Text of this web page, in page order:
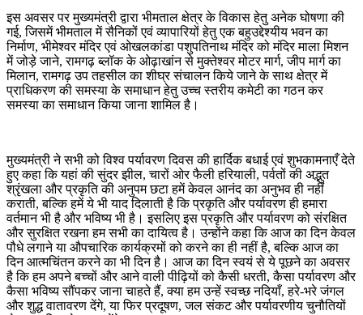
इस अवसर पर मुख्यमंत्री द्वारा भीमताल क्षेत्र के विकास हेतु अनेक घोषणा की
गई, जिसमें भीमताल में सैनिकों एवं व्यापारियों हेतु एक बहुउद्देश्यीय भवन का
निर्माण, भीमेश्वर मंदिर एवं ओखलकांडा पशुपतिनाथ मंदिर को मंदिर माला मिशन
में जोड़े जाने, रामगढ़ ब्लॉक के ओढ़ाखांन से मुक्तेश्वर मोटर मार्ग, जीप मार्ग का
मिलान, रामगढ़ उप तहसील का शीघ्र संचालन किये जाने के साथ क्षेत्र में
प्राधिकरण की समस्या के समाधान हेतु उच्च स्तरीय कमेटी का गठन कर
समस्या का समाधान किया जाना शामिल है।
मुख्यमंत्री ने सभी को विश्व पर्यावरण दिवस की हार्दिक बधाई एवं शुभकामनाएँ देते
हुए कहा कि यहां की सुंदर झील, चारों ओर फैली हरियाली, पर्वतों की अद्भुत
श्रृंखला और प्रकृति की अनुपम छटा हमें केवल आनंद का अनुभव ही नहीं
कराती, बल्कि हमें ये भी याद दिलाती है कि प्रकृति और पर्यावरण ही हमारा
वर्तमान भी है और भविष्य भी है। इसलिए इस प्रकृति और पर्यावरण को संरक्षित
और सुरक्षित रखना हम सभी का दायित्व है। उन्होंने कहा कि आज का दिन केवल
पौधे लगाने या औपचारिक कार्यक्रमों को करने का ही नहीं है, बल्कि आज का
दिन आत्मचिंतन करने का भी दिन है। आज का दिन स्वयं से ये पूछने का अवसर
है कि हम अपने बच्चों और आने वाली पीढ़ियों को कैसी धरती, कैसा पर्यावरण और
कैसा भविष्य सौंपकर जाना चाहते हैं, क्या हम उन्हें स्वच्छ नदियाँ, हरे-भरे जंगल
और शुद्ध वातावरण देंगे, या फिर प्रदूषण, जल संकट और पर्यावरणीय चुनौतियों